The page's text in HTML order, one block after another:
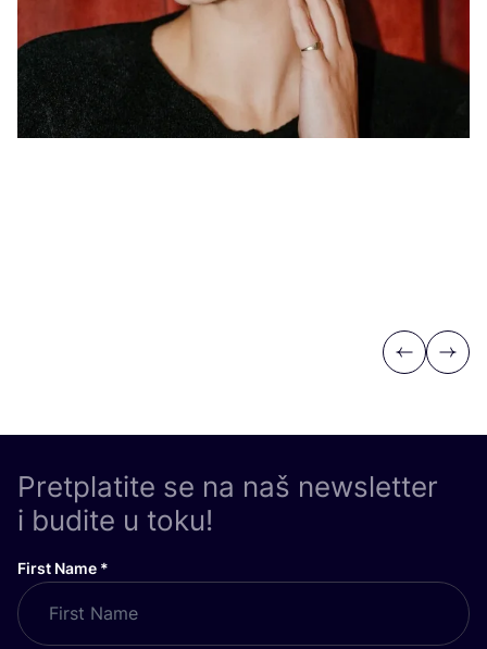
Previous
Next
Pretplatite se na naš newsletter
i budite u toku!
First Name *